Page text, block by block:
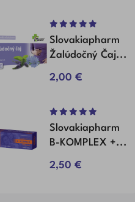
Slovakiapharm
Žalúdočný Čaj...
Cena
2,00 €
Slovakiapharm
B-KOMPLEX +...
Cena
2,50 €